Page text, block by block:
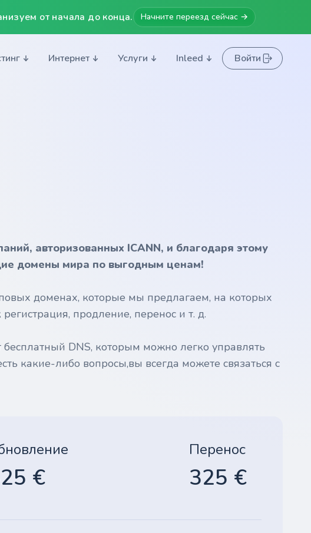
от начала до конца. Начните переезд сейчас →
Интернет Услуги Inleed Войти
авторизованных ICANN, и благодаря этому
домены мира по выгодным ценам!
доменах, которые мы предлагаем, на которых
продление, перенос и т. д.
DNS, которым можно легко управлять
какие-либо вопросы,вы всегда можете связаться с
€
Перенос
325 €